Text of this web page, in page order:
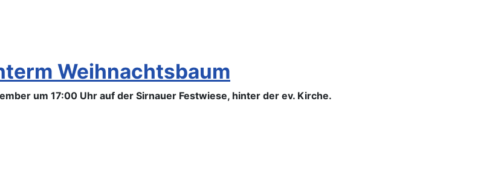
Weihnachtsbaum
um 17:00 Uhr auf der Sirnauer Festwiese, hinter der ev. Kirche.